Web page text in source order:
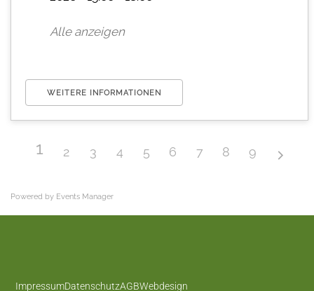
Alle anzeigen
WEITERE INFORMATIONEN
1 2 3 4 5 6 7 8 9
Powered by Events Manager
ImpressumDatenschutzAGBWebdesign